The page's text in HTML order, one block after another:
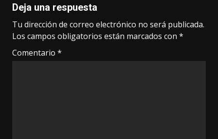
Deja una respuesta
Tu dirección de correo electrónico no será publicada.
Los campos obligatorios están marcados con *
Comentario *